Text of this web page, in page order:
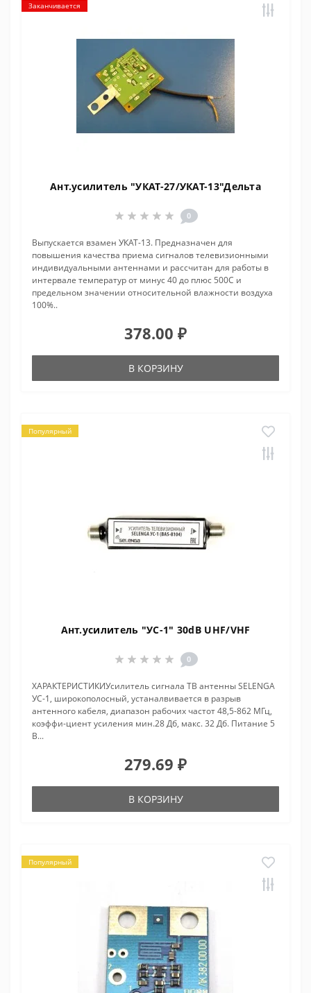
Заканчивается
Ант.усилитель "УКАТ-27/УКАТ-13"Дельта
0
Выпускается взамен УКАТ-13. Предназначен для
повышения качества приема сигналов телевизионными
индивидуальными антеннами и рассчитан для работы в
интервале температур от минус 40 до плюс 500С и
предельном значении относительной влажности воздуха
100%..
378.00 ₽
В КОРЗИНУ
Популярный
Ант.усилитель "УС-1" 30dB UHF/VHF
0
ХАРАКТЕРИСТИКИУсилитель сигнала ТВ антенны SELENGA
УС-1, широкополосный, устаналвивается в разрыв
антенного кабеля, диапазон рабочих частот 48,5-862 МГц,
коэффи-циент усиления мин.28 Дб, макс. 32 Дб. Питание 5
В...
279.69 ₽
В КОРЗИНУ
Популярный